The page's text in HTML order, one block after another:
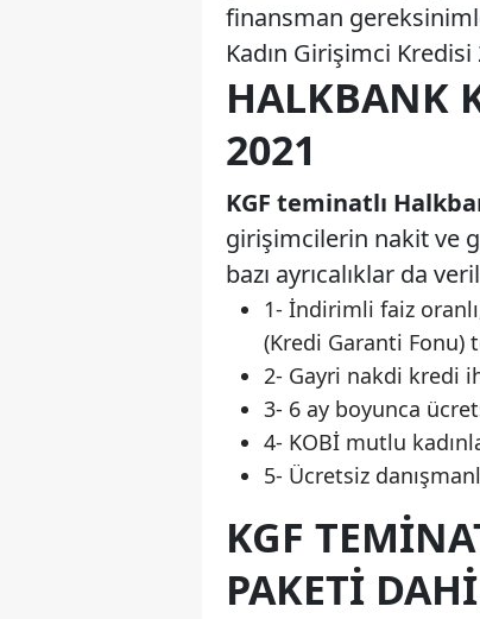
finansman
Kadın Girişimci Kredisi
HALKBANK
2021
KGF teminatlı
girişimcilerin nakit ve
bazı ayrıcalıklar da
1- İndirimli faiz
(Kredi Garanti Fonu)
2- Gayri nakdi kredi
3- 6 ay boyunca
4- KOBİ mutlu
5- Ücretsiz
KGF
PAKETI